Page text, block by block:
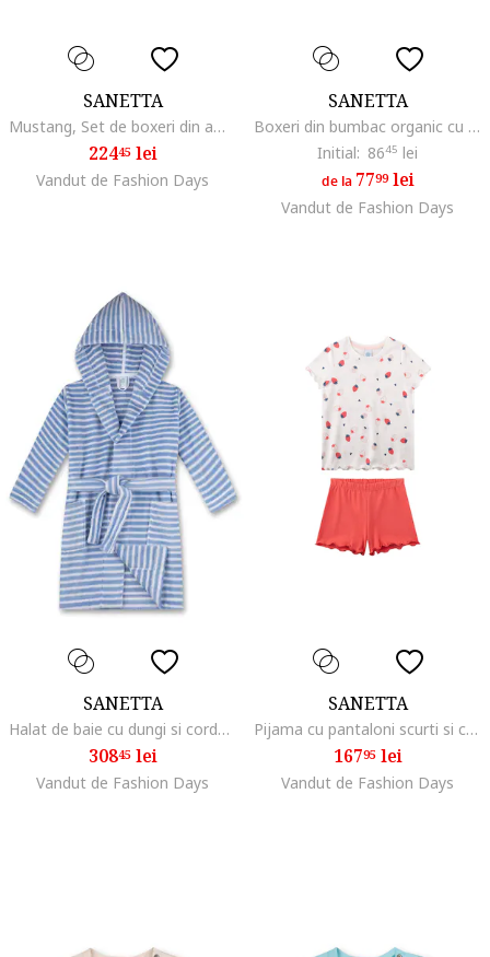
SANETTA
Mustang, Set de boxeri din amestec de bumbac - 4 perechi, Negru/Gri/Portocaliu
22445lei
Vandut de Fashion Days
SANETTA
Boxeri din bumbac organic cu logo, Albastru inchis
Initial: 8645 lei
de la 7799lei
Vandut de Fashion Days
SANETTA
Halat de baie cu dungi si cordon, Alb/Albastru
30845lei
Vandut de Fashion Days
SANETTA
Pijama cu pantaloni scurti si capsuni, Bej/Roz
16795lei
Vandut de Fashion Days